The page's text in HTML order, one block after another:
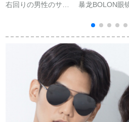
右回りの男性のサン
い颜は运転します。
目の运転手はメガネ
型の男性を运転しま
暴龙BOLON眼